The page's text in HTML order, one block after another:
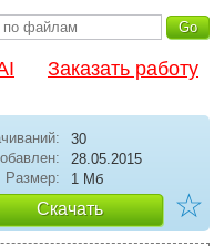
Заказать работу
30
28.05.2015
Размер:
1 Мб
Скачать ☆